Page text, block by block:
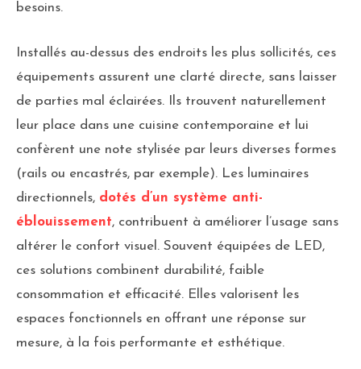
besoins.
Installés au-dessus des endroits les plus sollicités, ces
équipements assurent une clarté directe, sans laisser
de parties mal éclairées. Ils trouvent naturellement
leur place dans une cuisine contemporaine et lui
confèrent une note stylisée par leurs diverses formes
(rails ou encastrés, par exemple). Les luminaires
directionnels, dotés d’un système anti-
éblouissement, contribuent à améliorer l’usage sans
altérer le confort visuel. Souvent équipées de LED,
ces solutions combinent durabilité, faible
consommation et efficacité. Elles valorisent les
espaces fonctionnels en offrant une réponse sur
mesure, à la fois performante et esthétique.